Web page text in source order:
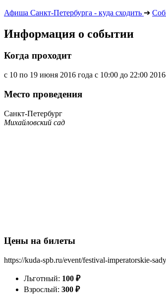
Афиша Санкт-Петербурга - куда сходить ➔
Информация о событии
Когда проходит
с 10 по 19 июня 2016 года с 10:00 до 22:00
Место проведения
Санкт-Петербург
Михайловский сад
Цены на билеты
https://kuda-spb.ru/event/festival-imperatorskie-
Льготный: 100 ₽
Взрослый: 300 ₽